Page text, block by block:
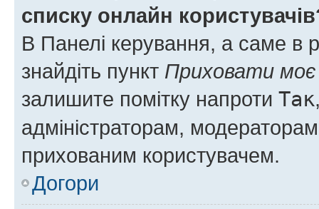
списку онлайн
В Панелі керування, а саме в
знайдіть пункт Приховати моє
залишите помітку напроти Так
адміністраторам,
прихованим користувачем.
Догори